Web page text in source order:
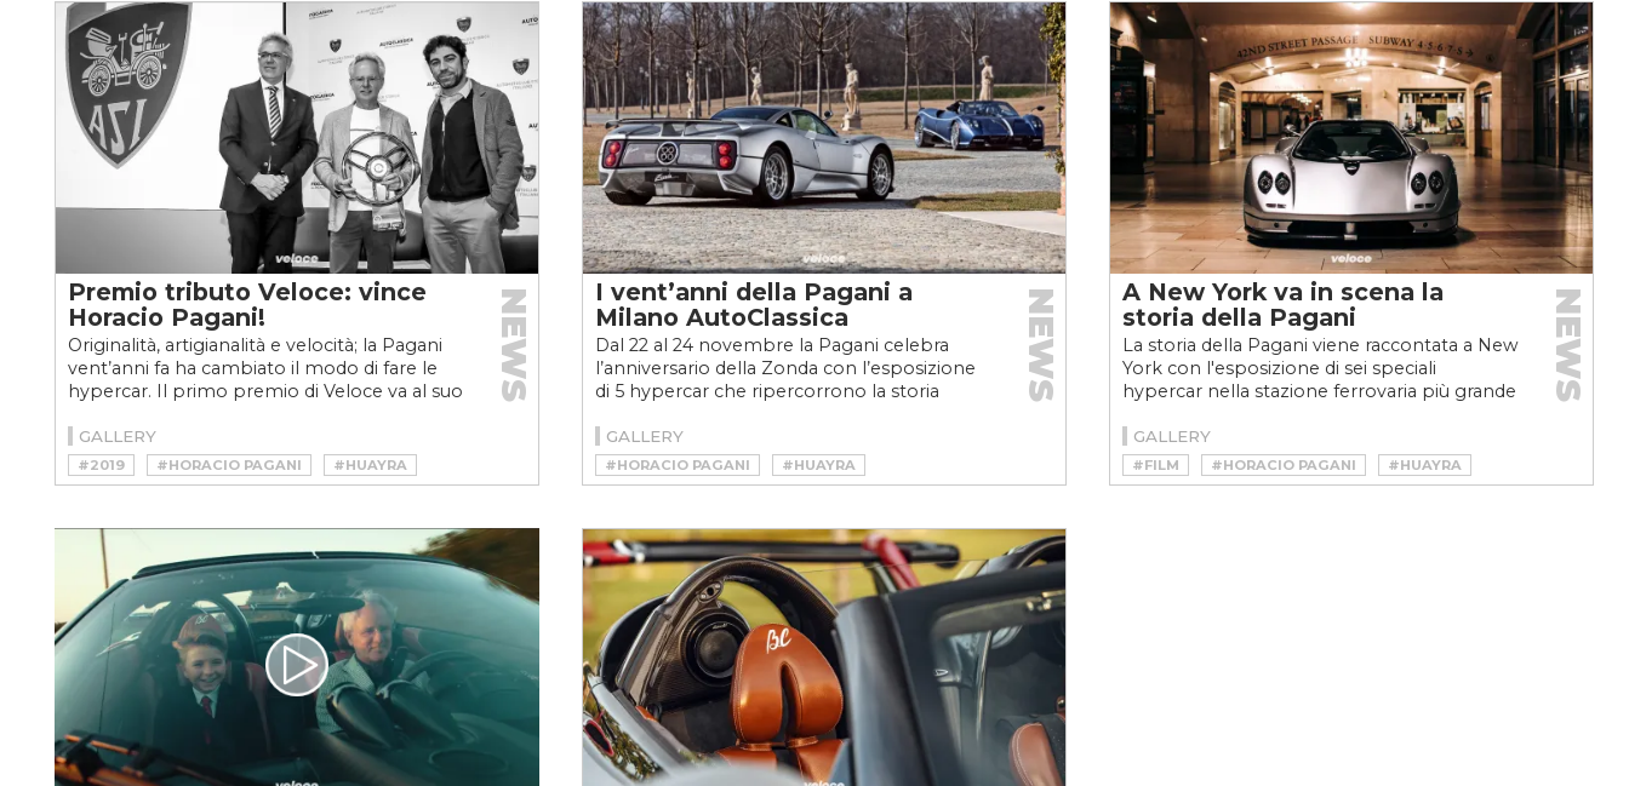
#MICHAEL SCHUMACHER
#PAGANI
#RM SOTHEBY’S
#SENNA
#V12
#ZONDA
#MIKE ROBINSON
#MILANO AUTOCLASSICA
#STRATOS
#TRIBUTO VELOCE
#VELOCE
#ZONDA
Premio tributo Veloce: vince
Horacio Pagani!
Originalità, artigianalità e velocità; la Pagani
vent’anni fa ha cambiato il modo di fare le
hypercar. Il primo premio di Veloce va al suo
NEWS
GALLERY
#2019 #HORACIO PAGANI
#HUAYRA
#MILANO AUTOCLASSICA
#PAGANI
I vent’anni della Pagani a
Milano AutoClassica
Dal 22 al 24 novembre la Pagani celebra
l’anniversario della Zonda con l’esposizione
di 5 hypercar che ripercorrono la storia
NEWS
GALLERY
#HORACIO PAGANI
#HUAYRA
#HUAYRA ROADSTER
#ZONDA
#ZONDA F
#ZONDA ROADSTER
A New York va in scena la
storia della Pagani
La storia della Pagani viene raccontata a New
York con l'esposizione di sei speciali
hypercar nella stazione ferrovaria più grande
NEWS
GALLERY
#FILM #HORACIO PAGANI
#HUAYRA
#NEW YORK
#PAGANI
#PIRELLI